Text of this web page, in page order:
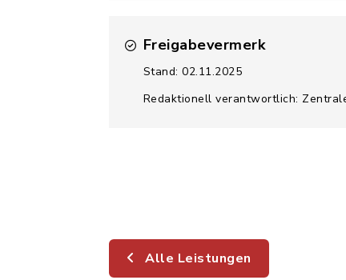
Freigabevermerk
Stand: 02.11.2025
Redaktionell verantwortlich:
Alle Leistungen